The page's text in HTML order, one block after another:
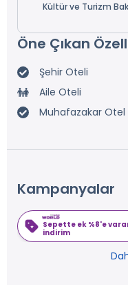
Kültür ve Turizm
Öne Çıkan
Şehir Oteli
Aile Oteli
Muhafazakar Otel
Kampanyalar
Sepette ek %8'e
indirim